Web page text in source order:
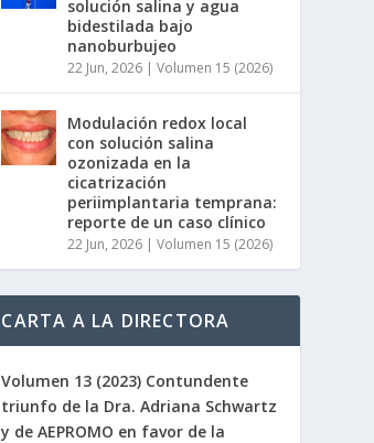
solución salina y agua
bidestilada bajo
nanoburbujeo
22 Jun, 2026 |Volumen 15 (2026)
Modulación redox local
con solución salina
ozonizada en la
cicatrización
periimplantaria temprana:
reporte de un caso clínico
22 Jun, 2026 |Volumen 15 (2026)
CARTA A LA DIRECTORA
Volumen 13 (2023) Contundente
triunfo de la Dra. Adriana Schwartz
y de AEPROMO en favor de la